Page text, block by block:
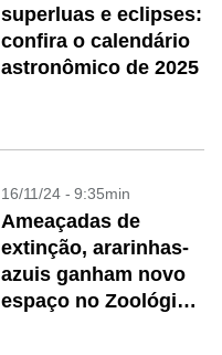
superluas e eclipses:
confira o calendário
astronômico de 2025
16/11/24 - 9:35min
Ameaçadas de
extinção, ararinhas-
azuis ganham novo
espaço no Zoológico